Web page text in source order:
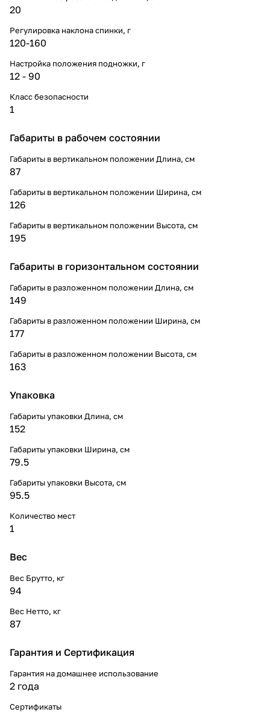
20
Регулировка наклона спинки, г
120-160
Настройка положения подножки, г
12 - 90
Класс безопасности
1
Габариты в рабочем состоянии
Габариты в вертикальном положении Длина, см
87
Габариты в вертикальном положении Ширина, см
126
Габариты в вертикальном положении Высота, см
195
Габариты в горизонтальном состоянии
Габариты в разложенном положении Длина, см
149
Габариты в разложенном положении Ширина, см
177
Габариты в разложенном положении Высота, см
163
Упаковка
Габариты упаковки Длина, см
152
Габариты упаковки Ширина, см
79.5
Габариты упаковки Высота, см
95.5
Количество мест
1
Вес
Вес Брутто, кг
94
Вес Нетто, кг
87
Гарантия и Сертификация
Гарантия на домашнее использование
2 года
Сертификаты